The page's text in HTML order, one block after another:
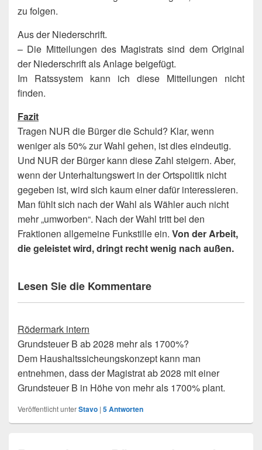
zu folgen.
Aus der Niederschrift.
– Die Mitteilungen des Magistrats sind dem Original
der Niederschrift als Anlage beigefügt.
Im Ratssystem kann ich diese Mitteilungen nicht
finden.
Fazit
Tragen NUR die Bürger die Schuld? Klar, wenn
weniger als 50% zur Wahl gehen, ist dies eindeutig.
Und NUR der Bürger kann diese Zahl steigern. Aber,
wenn der Unterhaltungswert in der Ortspolitik nicht
gegeben ist, wird sich kaum einer dafür interessieren.
Man fühlt sich nach der Wahl als Wähler auch nicht
mehr „umworben“. Nach der Wahl tritt bei den
Fraktionen allgemeine Funkstille ein. Von der Arbeit,
die geleistet wird, dringt recht wenig nach außen.
Lesen Sie die Kommentare
Rödermark intern
Grundsteuer B ab 2028 mehr als 1700%?
Dem Haushaltssicheungskonzept kann man
entnehmen, dass der Magistrat ab 2028 mit einer
Grundsteuer B in Höhe von mehr als 1700% plant.
Veröffentlicht unterStavo | 5Antworten